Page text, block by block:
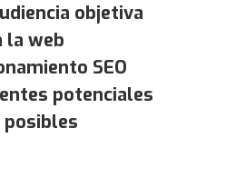
objetiva
la web
SEO
potenciales
posibles